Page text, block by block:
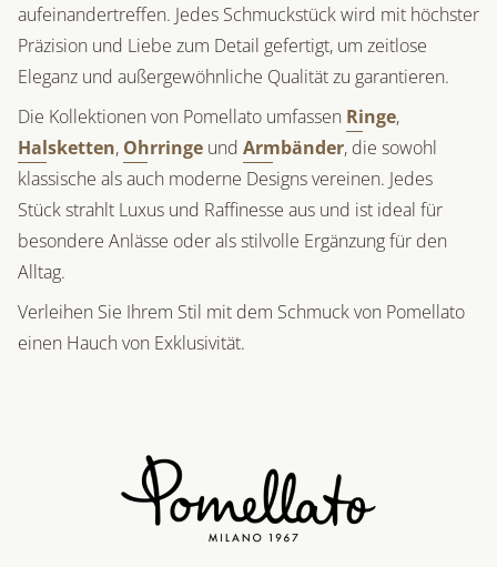
aufeinandertreffen. Jedes Schmuckstück wird mit höchster
Präzision und Liebe zum Detail gefertigt, um zeitlose
Eleganz und außergewöhnliche Qualität zu garantieren.
Die Kollektionen von Pomellato umfassen Ringe,
Halsketten, Ohrringe und Armbänder, die sowohl
klassische als auch moderne Designs vereinen. Jedes
Stück strahlt Luxus und Raffinesse aus und ist ideal für
besondere Anlässe oder als stilvolle Ergänzung für den
Alltag.
Verleihen Sie Ihrem Stil mit dem Schmuck von Pomellato
einen Hauch von Exklusivität.